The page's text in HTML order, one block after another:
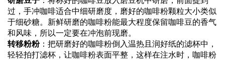
过，手冲咖啡适合中细研磨度，磨好的咖啡粉颗粒大小类似
于细砂糖。新鲜研磨的咖啡粉能最大程度保留咖啡豆的香气
和风味，所以一定要在冲泡前现磨。
转移粉粉：把研磨好的咖啡粉倒入温热且润好纸的滤杯中，
轻轻拍打滤杯，让咖啡粉表面平整，这样在注水时，咖啡粉